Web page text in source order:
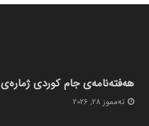
هەفتەنامەی جام کوردی ژمارەی 432
ته‌مموز 28, 2026